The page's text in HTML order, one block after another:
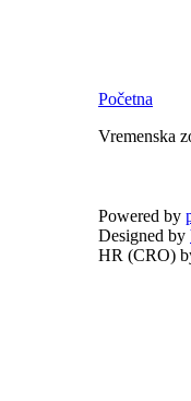
Početna
Vremenska
Powered by
Designed by
HR (CRO)